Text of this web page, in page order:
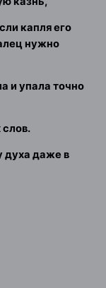
капля его
нужно
и упала точно
слов.
духа даже в